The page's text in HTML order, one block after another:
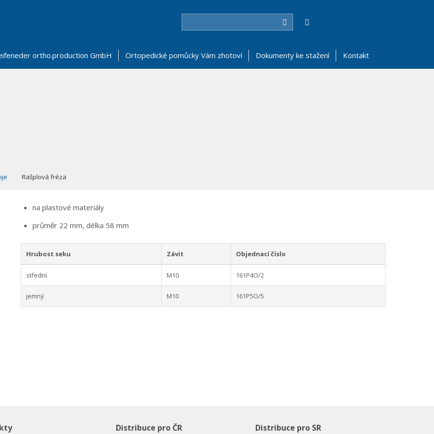
Hledat
ortho.production GmbH Ortopedické pomůcky Vám zhotoví Dokumenty ke stažení Kontakt
Rašplová fréza
na plastové materiály
průměr 22 mm, délka 58 mm
Hrubost seku Závit Objednací číslo
střední M10 161P4O/2
jemný M10 161P5O/5
Distribuce pro ČR Distribuce pro SR